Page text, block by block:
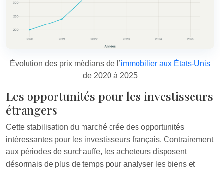
Évolution des prix médians de l’immobilier aux États-Unis
de 2020 à 2025
Les opportunités pour les investisseurs
étrangers
Cette stabilisation du marché crée des opportunités
intéressantes pour les investisseurs français. Contrairement
aux périodes de surchauffe, les acheteurs disposent
désormais de plus de temps pour analyser les biens et